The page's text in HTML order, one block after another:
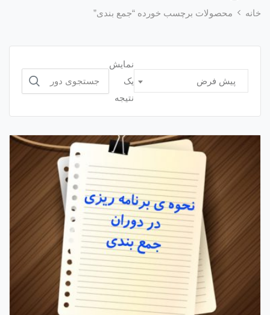
خانه محصولات برچسب خورده “جمع بندی”
پیش فرض
نمایش
یک
نتیجه برای: